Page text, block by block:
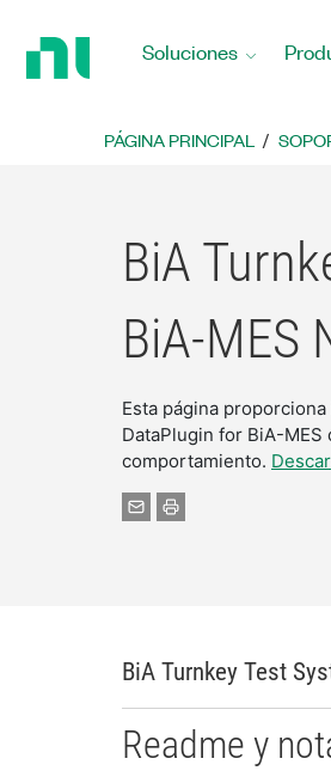
Soluciones
PÁGINA PRINCIPAL
BiA
BiA-MES
Esta página
DataPlugin for BiA-
comportamiento.
BiA Turnkey Test
Readme y